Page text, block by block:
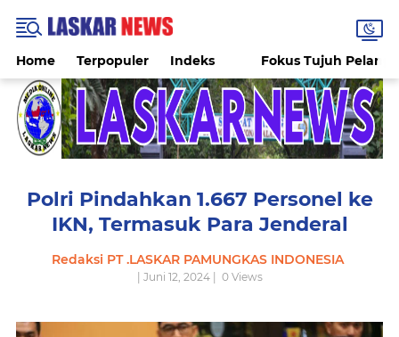
Home Terpopuler Indeks Fokus Tujuh
Polri Pindahkan 1.667 Personel ke
IKN, Termasuk Para Jenderal
Redaksi PT .LASKAR PAMUNGKAS INDONESIA
| Juni 12, 2024 | 0Views